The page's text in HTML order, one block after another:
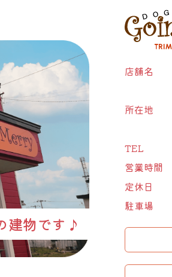
建物です♪
店舗名
所在地
TEL
営業時間
定休日
駐車場